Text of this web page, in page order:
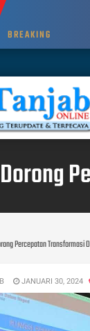
BREAKING
Percepatan Transformasi
JANUARI 30, 2024